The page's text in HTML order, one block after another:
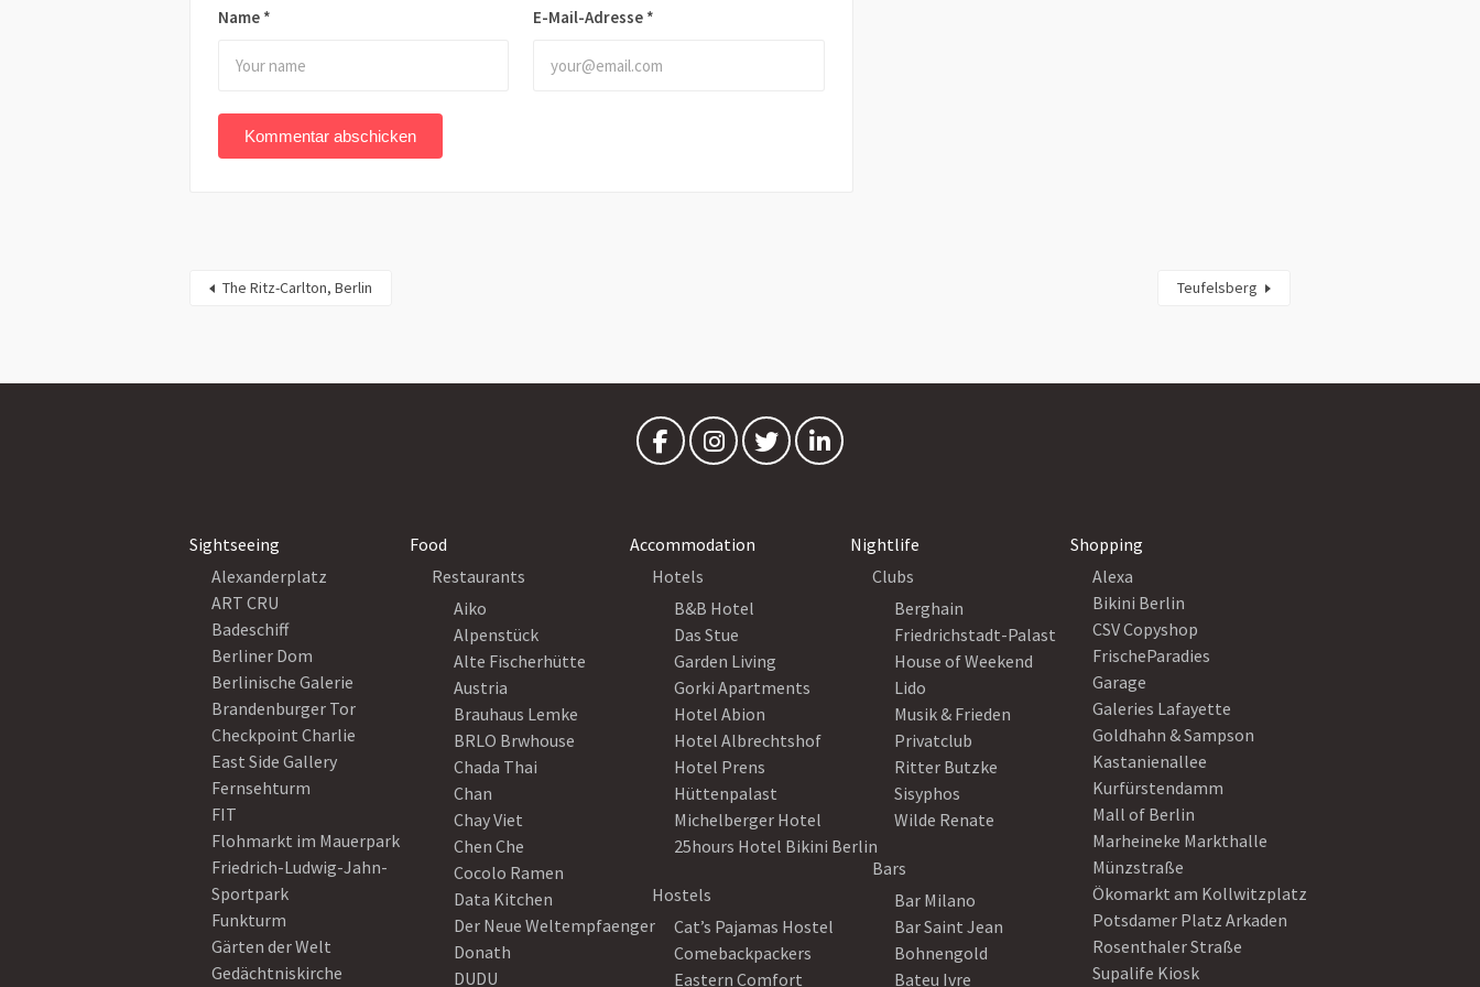
Name * E-Mail-Adresse *
The Ritz-Carlton, Berlin Teufelsberg
Sightseeing
Alexanderplatz
ART CRU
Badeschiff
Berliner Dom
Berlinische Galerie
Brandenburger Tor
Checkpoint Charlie
East Side Gallery
Fernsehturm
FIT
Flohmarkt im Mauerpark
Friedrich-Ludwig-Jahn-
Sportpark
Funkturm
Gärten der Welt
Gedächtniskirche
Food
Restaurants
Aiko
Alpenstück
Alte Fischerhütte
Austria
Brauhaus Lemke
BRLO Brwhouse
Chada Thai
Chan
Chay Viet
Chen Che
Cocolo Ramen
Data Kitchen
Der Neue Weltempfaenger
Donath
DUDU
Accommodation
Hotels
B&B Hotel
Das Stue
Garden Living
Gorki Apartments
Hotel Abion
Hotel Albrechtshof
Hotel Prens
Hüttenpalast
Michelberger Hotel
25hours Hotel Bikini Berlin
Hostels
Cat’s Pajamas Hostel
Comebackpackers
Eastern Comfort
Nightlife
Clubs
Berghain
Friedrichstadt-Palast
House of Weekend
Lido
Musik & Frieden
Privatclub
Ritter Butzke
Sisyphos
Wilde Renate
Bars
Bar Milano
Bar Saint Jean
Bohnengold
Bateu Ivre
Shopping
Alexa
Bikini Berlin
CSV Copyshop
FrischeParadies
Garage
Galeries Lafayette
Goldhahn & Sampson
Kastanienallee
Kurfürstendamm
Mall of Berlin
Marheineke Markthalle
Münzstraße
Ökomarkt am Kollwitzplatz
Potsdamer Platz Arkaden
Rosenthaler Straße
Supalife Kiosk